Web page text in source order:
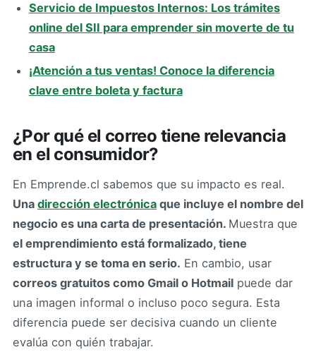
Servicio de Impuestos Internos: Los trámites
online del SII para emprender sin moverte de tu
casa
¡Atención a tus ventas! Conoce la diferencia
clave entre boleta y factura
¿Por qué el correo tiene relevancia
en el consumidor?
En Emprende.cl sabemos que su impacto es real.
Una dirección electrónica que incluye el nombre del
negocio es una carta de presentación. Muestra que
el emprendimiento está formalizado, tiene
estructura y se toma en serio. En cambio, usar
correos gratuitos como Gmail o Hotmail puede dar
una imagen informal o incluso poco segura. Esta
diferencia puede ser decisiva cuando un cliente
evalúa con quién trabajar.